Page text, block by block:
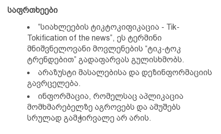
საფრთხეები
“სიახლეების ტიკტოკიფიკაცია - Tik-
Tokification of the news”, ეს ტერმინი
მნიშვნელოვანი მოვლენების “ტიკ-ტოკ
ტრენდებით” გადაფარვას გულისხმობს.
არაზუსტი მასალებისა და დეზინფორმაციის
გავრცელება.
ინფორმაცია, რომელსაც აპლიკაცია
მომხმარებელზე აგროვებს და ამუშებს
სრულად გამჭირვალე არ არის.